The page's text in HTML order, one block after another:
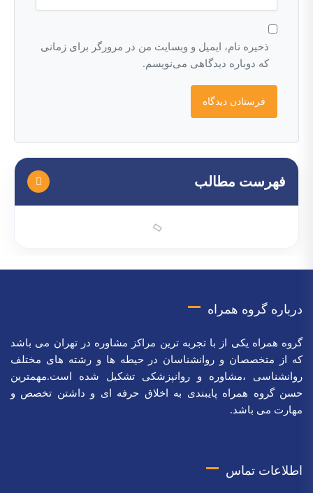
ذخیره نام، ایمیل و وبسایت من در مرورگر برای زمانی
که دوباره دیدگاهی می‌نویسم.
فهرست مطالب
درباره گروه همراه
گروه همراه یکی از با تجربه ترین مراکز مشاوره در تهران می باشد
که از متخصصان و روانشناسان در حیطه ها و رشته های مختلف
روانشناسی ،مشاوره و روانپزشکی تشکیل شده است.مهمترین
حسن گروه همراه پایبندی به اخلاق حرفه ای و داشتن تخصص و
مهارت می باشد.
اطلاعات تماس